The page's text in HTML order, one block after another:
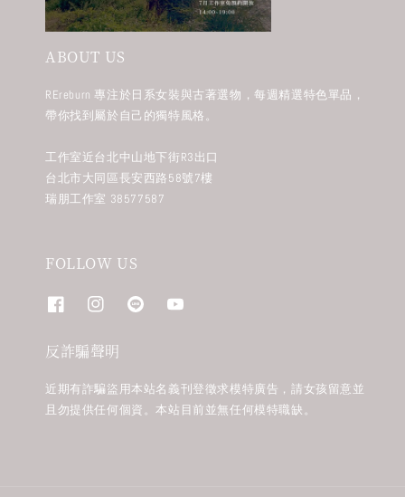
ABOUT US
REreburn 專注於日系女裝與古著選物，每週精選特色單品，
帶你找到屬於自己的獨特風格。
工作室近台北中山地下街R3出口
台北市大同區長安西路58號7樓
瑞朋工作室 38577587
FOLLOW US
反詐騙聲明
近期有詐騙盜用本站名義刊登徵求模特廣告，請女孩留意並
且勿提供任何個資。本站目前並無任何模特職缺。